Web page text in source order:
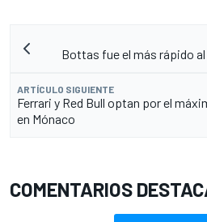
Bottas fue el más rápido
ARTÍCULO SIGUIENTE
Ferrari y Red Bull optan por el
en Mónaco
COMENTARIOS